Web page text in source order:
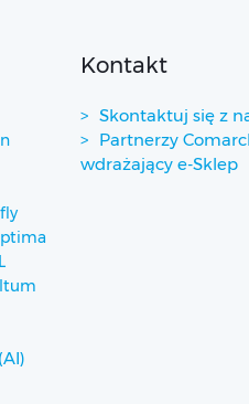
Kontakt
Skontaktuj się z
Partnerzy
wdrażający e-Sklep